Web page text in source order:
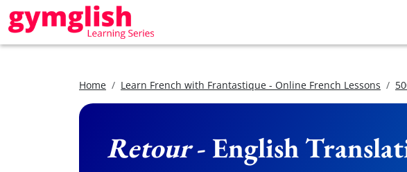
Home Learn French with Frantastique - Online French Lessons
Retour- English